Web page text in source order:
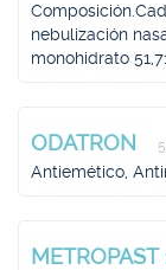
nebulización
monohidrato
ODATRON
Antiemético,